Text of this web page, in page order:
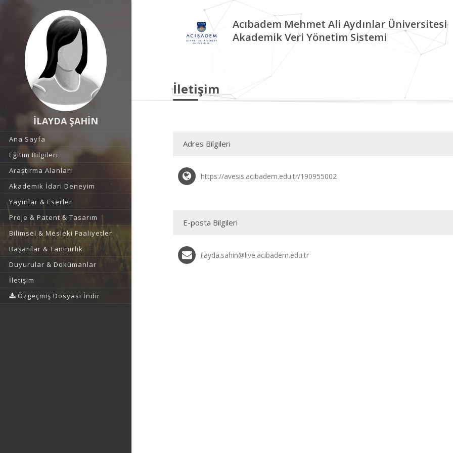
İLAYDA ŞAHİN
Ana Sayfa
Eğitim Bilgileri
Araştırma Alanları
Akademik İdari Deneyim
Yayınlar & Eserler
Proje & Patent & Tasarım
Bilimsel & Mesleki Faaliyetler
Başarılar & Tanınırlık
Duyurular & Dokümanlar
İletişim
Özgeçmiş Dosyası İndir
Acıbadem Mehmet Ali Aydınlar Üniversitesi
Akademik Veri Yönetim Sistemi
İletişim
Adres Bilgileri
https://avesis.acibadem.edu.tr/190955002
E-posta Bilgileri
ilayda.sahin@live.acibadem.edu.tr